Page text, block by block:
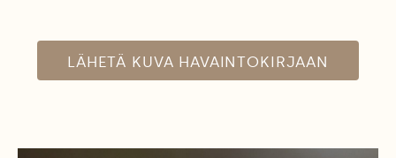
LÄHETÄ KUVA HAVAINTOKIRJAAN